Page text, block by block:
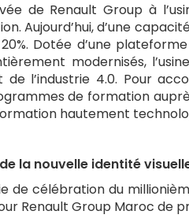
de Renault Group à
Aujourd’hui, d’une
Dotée d’une
modernisés,
de l’industrie 4.0. Pour
de formation
hautement
la nouvelle identité
de célébration du
Renault Group Maroc de